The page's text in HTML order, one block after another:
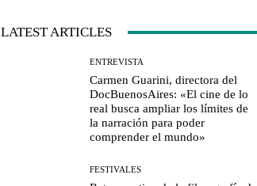
LATEST ARTICLES
ENTREVISTA
Carmen Guarini, directora del
DocBuenosAires: «El cine de lo
real busca ampliar los límites de
la narración para poder
comprender el mundo»
FESTIVALES